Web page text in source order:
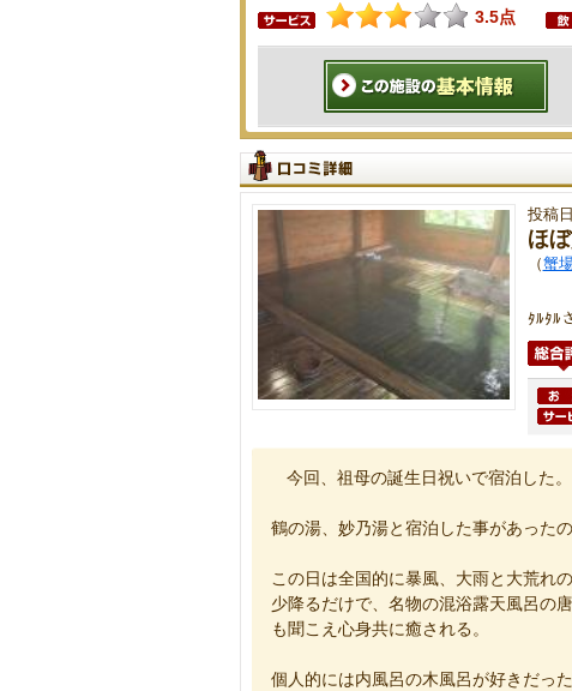
3.5点
投稿
ほ
（蟹
ﾀﾙﾀﾙ
今回、祖母の誕生日祝いで宿泊した。
鶴の湯、妙乃湯と宿泊した事があった
この日は全国的に暴風、大雨と大荒れ
少降るだけで、名物の混浴露天風呂の
も聞こえ心身共に癒される。
個人的には内風呂の木風呂が好きだっ